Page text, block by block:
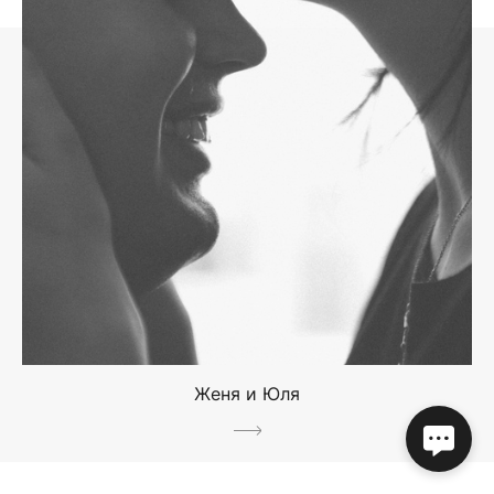
Женя и Юля